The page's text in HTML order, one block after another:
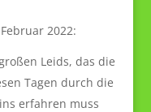
2022:
Leids, das die
Tagen durch die
erfahren muss